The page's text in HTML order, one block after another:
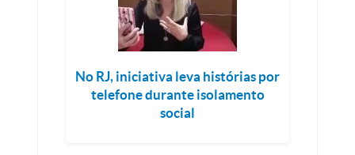
No RJ, iniciativa leva histórias por
telefone durante isolamento
social